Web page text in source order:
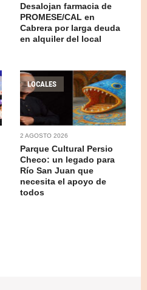
Desalojan farmacia de
PROMESE/CAL en
Cabrera por larga deuda
en alquiler del local
LOCALES
2 AGOSTO 2026
Parque Cultural Persio
Checo: un legado para
Río San Juan que
necesita el apoyo de
todos